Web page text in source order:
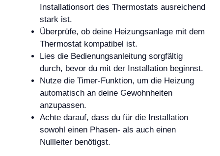
Installationsort des Thermostats ausreichend
stark ist.
Überprüfe, ob deine Heizungsanlage mit dem
Thermostat kompatibel ist.
Lies die Bedienungsanleitung sorgfältig
durch, bevor du mit der Installation beginnst.
Nutze die Timer-Funktion, um die Heizung
automatisch an deine Gewohnheiten
anzupassen.
Achte darauf, dass du für die Installation
sowohl einen Phasen- als auch einen
Nullleiter benötigst.